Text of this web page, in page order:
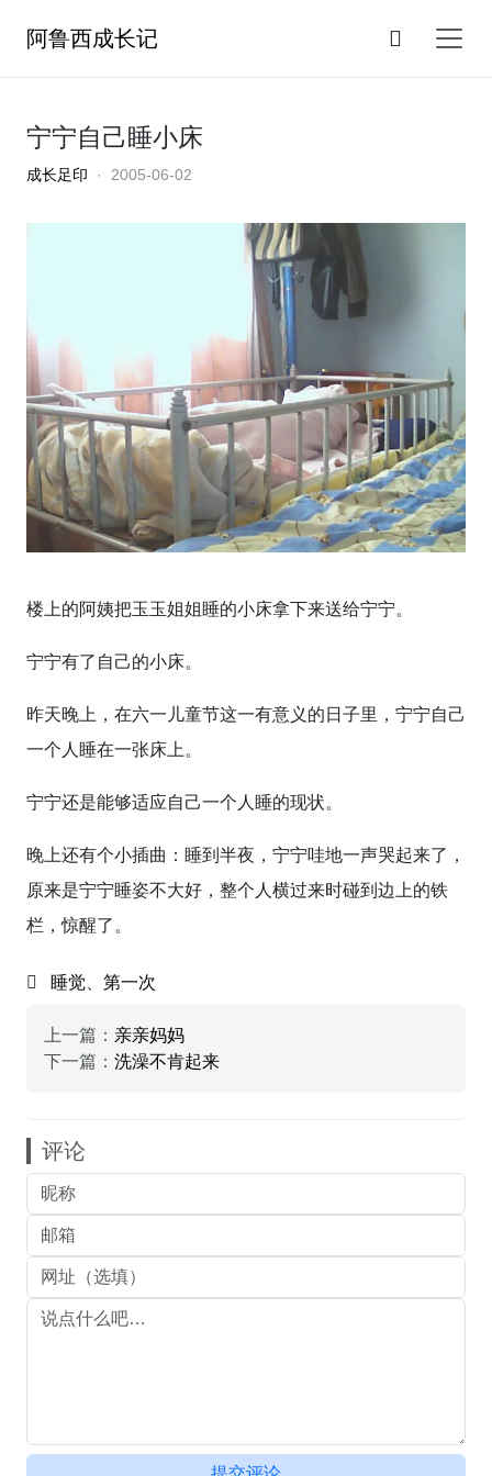
阿鲁西成长记
宁宁自己睡小床
成长足印 · 2005-06-02
楼上的阿姨把玉玉姐姐睡的小床拿下来送给宁宁。
宁宁有了自己的小床。
昨天晚上，在六一儿童节这一有意义的日子里，宁宁自己
一个人睡在一张床上。
宁宁还是能够适应自己一个人睡的现状。
晚上还有个小插曲：睡到半夜，宁宁哇地一声哭起来了，
原来是宁宁睡姿不大好，整个人横过来时碰到边上的铁
栏，惊醒了。
睡觉 第一次
上一篇： 亲亲妈妈
下一篇： 洗澡不肯起来
评论